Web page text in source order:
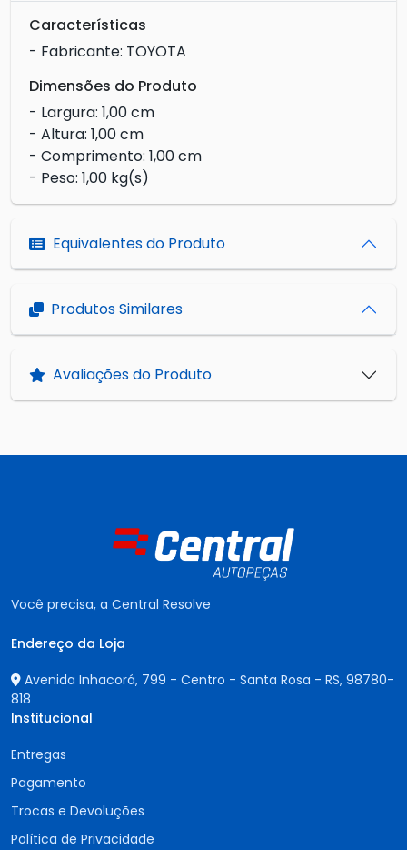
Características
- Fabricante: TOYOTA
Dimensões do Produto
- Largura: 1,00 cm
- Altura: 1,00 cm
- Comprimento: 1,00 cm
- Peso: 1,00 kg(s)
Equivalentes do Produto
Produtos Similares
Avaliações do Produto
Você precisa, a Central Resolve
Endereço da Loja
Avenida Inhacorá, 799 - Centro - Santa Rosa - RS, 98780-
818
Institucional
Entregas
Pagamento
Trocas e Devoluções
Política de Privacidade